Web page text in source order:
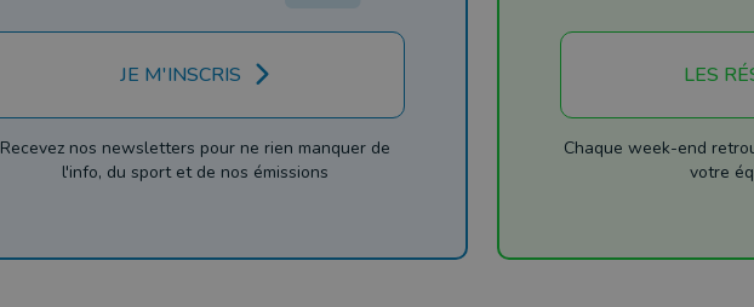
JE M'INSCRIS
Recevez nos newsletters pour ne rien manquer de
l'info, du sport et de nos émissions
LES
Chaque week-end
votre